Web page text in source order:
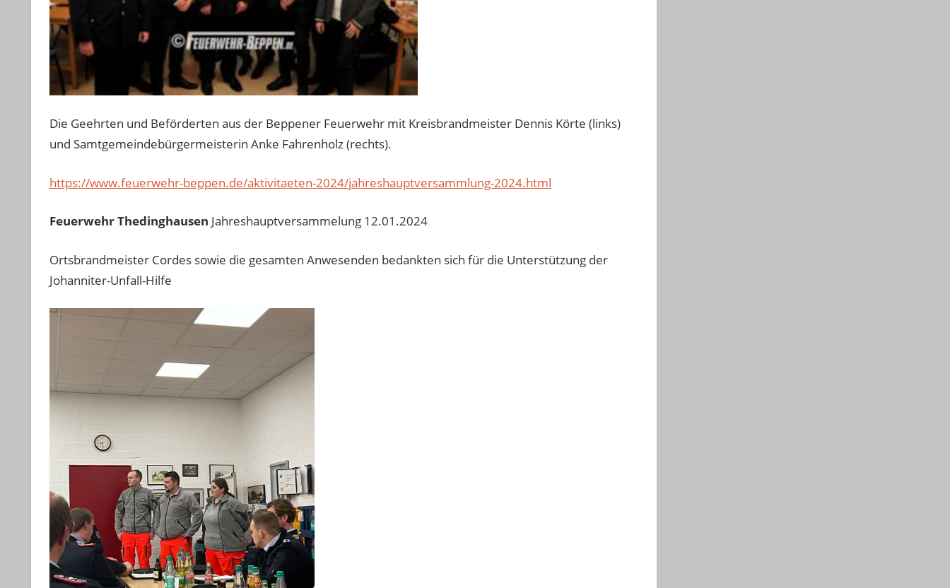
Die Geehrten und Beförderten aus der Beppener Feuerwehr mit Kreisbrandmeister Dennis Körte (links)
und Samtgemeindebürgermeisterin Anke Fahrenholz (rechts).
https://www.feuerwehr-beppen.de/aktivitaeten-2024/jahreshauptversammlung-2024.html
Feuerwehr Thedinghausen Jahreshauptversammelung 12.01.2024
Ortsbrandmeister Cordes sowie die gesamten Anwesenden bedankten sich für die Unterstützung der
Johanniter-Unfall-Hilfe